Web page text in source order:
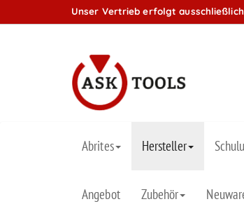
Unser Vertrieb erfolgt
Abrites Hersteller
Angebot Zubehör